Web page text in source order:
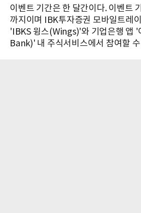
이벤트 기간은 한 달간이다. 이벤트
까지이며 IBK투자증권 모바일트레
'IBKS 윙스(Wings)'와 기업은행 앱 '
Bank)' 내 주식서비스에서 참여할